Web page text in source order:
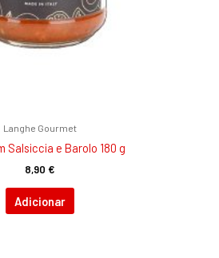
Langhe Gourmet
Salsiccia e Barolo 180 g
8,90 €
Adicionar